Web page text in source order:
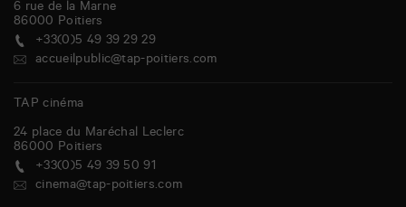
6 rue de la Marne
86000 Poitiers
+33(0)5 49 39 29 29
accueilpublic@tap-poitiers.com
TAP cinéma
24 place du Maréchal Leclerc
86000 Poitiers
+33(0)5 49 39 50 91
cinema@tap-poitiers.com